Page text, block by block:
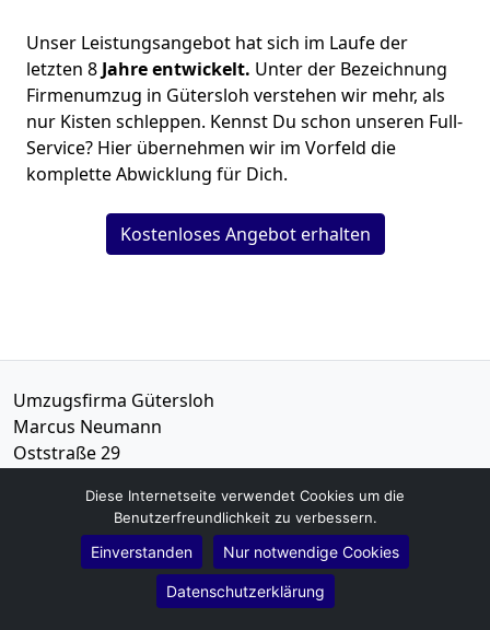
Unser Leistungsangebot hat sich im Laufe der
letzten 8 Jahre entwickelt. Unter der Bezeichnung
Firmenumzug in Gütersloh verstehen wir mehr, als
nur Kisten schleppen. Kennst Du schon unseren Full-
Service? Hier übernehmen wir im Vorfeld die
komplette Abwicklung für Dich.
Kostenloses Angebot erhalten
Umzugsfirma Gütersloh
Marcus Neumann
Oststraße 29
01579-2621462
info@umzugsunternehmen-guetersloh.de
Öffnungszeiten:Mo - Sa: 08:00 - 15:00 Uhr
Diese Internetseite verwendet Cookies um die
Benutzerfreundlichkeit zu verbessern.
Einverstanden Nur notwendige Cookies
Datenschutzerklärung